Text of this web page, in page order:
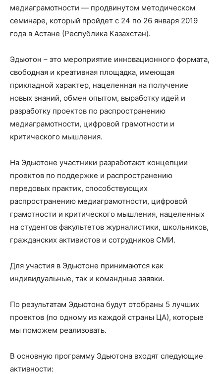
медиаграмотности — продвинутом методическом
семинаре, который пройдет с 24 по 26 января 2019
года в Астане (Республика Казахстан).
Эдьютон – это мероприятие инновационного формата,
свободная и креативная площадка, имеющая
прикладной характер, нацеленная на получение
новых знаний, обмен опытом, выработку идей и
разработку проектов по распространению
медиаграмотности, цифровой грамотности и
критического мышления.
На Эдьютоне участники разработают концепции
проектов по поддержке и распространению
передовых практик, способствующих
распространению медиаграмотности, цифровой
грамотности и критического мышления, нацеленных
на студентов факультетов журналистики, школьников,
гражданских активистов и сотрудников СМИ.
Для участия в Эдьютоне принимаются как
индивидуальные, так и командные заявки.
По результатам Эдьютона будут отобраны 5 лучших
проектов (по одному из каждой страны ЦА), которые
мы поможем реализовать.
В основную программу Эдьютона входят следующие
активности: